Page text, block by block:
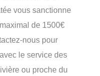
vous sanctionne
de 1500€
nous pour
le service des
ou proche du